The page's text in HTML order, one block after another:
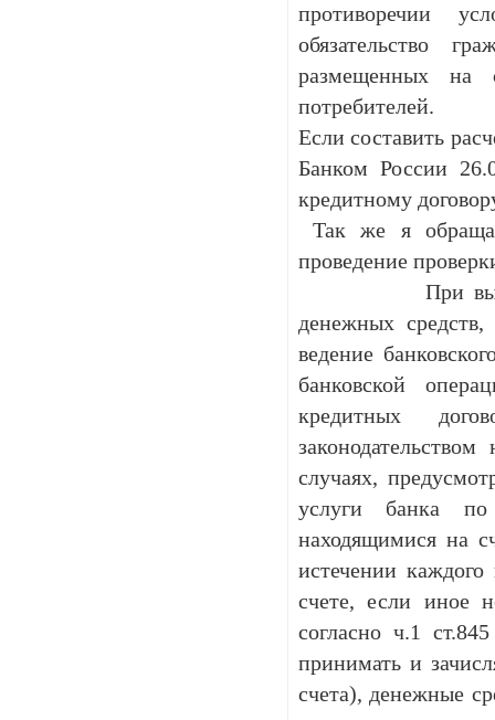
противоречии
обязательство
размещенных на
потребителей.
Если составить
Банком России
кредитному
Так же я
проведение
При
денежных
ведение
банковской
кредитных
случаях,
услуги банка
находящимися на
истечении
счете, если иное
согласно ч.1
принимать и
счета), денежные